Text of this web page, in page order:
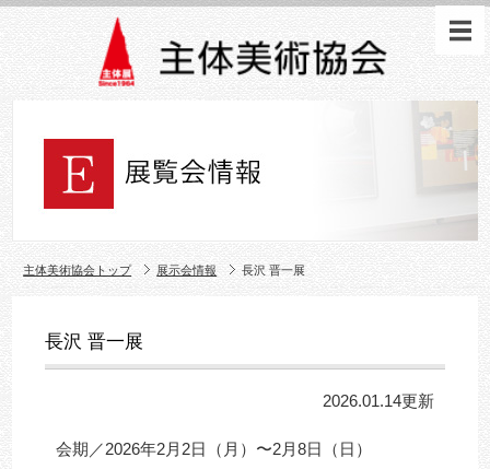
主体美術協会トップ 展示会情報 長沢 晋一展
長沢 晋一展
2026.01.14更新
会期／2026年2月2日（月）〜2月8日（日）